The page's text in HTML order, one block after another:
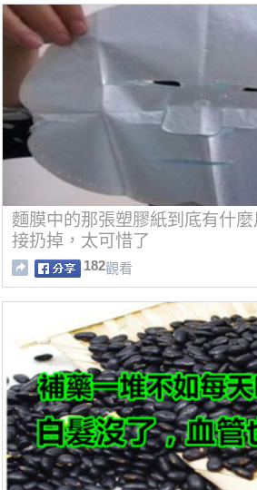
麵膜中的那張塑膠紙到底有什
接扔掉，太可惜了
182觀看